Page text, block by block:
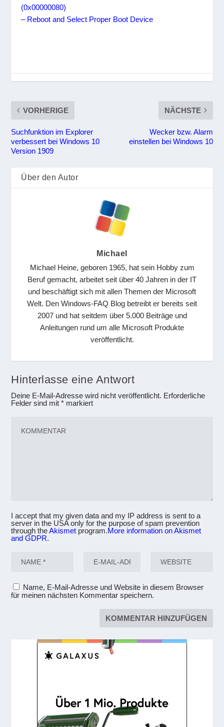
(0x00000080)
– Reboot and Select Proper Boot Device
VORHERIGE
Suchfunktion im Explorer
verbessert bei Windows 10
Version 1909
NÄCHSTE
Wecker bzw. Alarm
einstellen bei Windows 10
Über den Autor
Michael
Michael Heine, geboren 1965, hat sein Hobby zum
Beruf gemacht, arbeitet seit über 40 Jahren in der IT
und beschäftigt sich mit allen Themen der Microsoft
Welt. Den Windows-FAQ Blog betreibt er bereits seit
2007 und hat seitdem über 5.000 Beiträge und
Anleitungen rund um alle Microsoft Produkte
veröffentlicht.
Hinterlasse eine Antwort
Deine E-Mail-Adresse wird nicht veröffentlicht. Erforderliche
Felder sind mit* markiert
I accept that my given data and my IP address is sent to a
server in the USA only for the purpose of spam prevention
through theAkismet program.More information on Akismet
and GDPR.
Name, E-Mail-Adresse und Website in diesem Browser
für meinen nächsten Kommentar speichern.